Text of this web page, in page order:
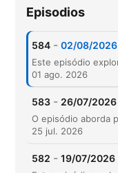
00:03:00
00:07:16
00:12:51
00:14:01
00:15:44
00:17:28
Episodios
584 - 02/08/2026
01 ago. 2026
583 - 26/07/2026
25 jul. 2026
582 - 19/07/2026